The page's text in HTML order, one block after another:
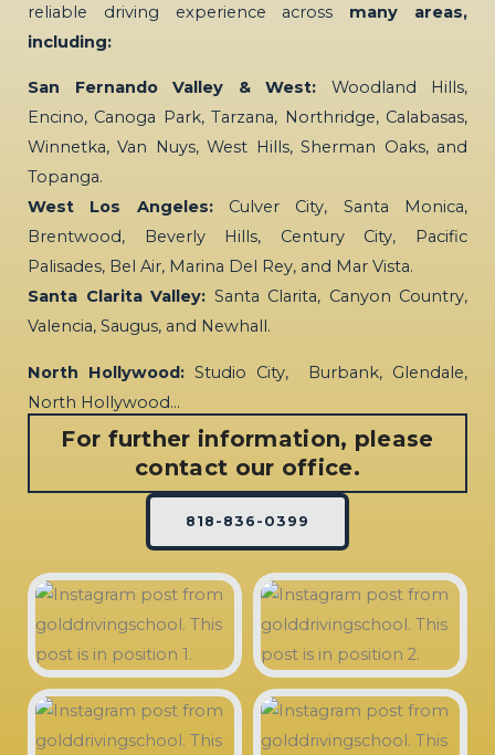
reliable driving experience across many areas,
including:
San Fernando Valley & West: Woodland Hills,
Encino, Canoga Park, Tarzana, Northridge, Calabasas,
Winnetka, Van Nuys, West Hills, Sherman Oaks, and
Topanga.
West Los Angeles:Culver City, Santa Monica,
Brentwood, Beverly Hills, Century City, Pacific
Palisades, Bel Air, Marina Del Rey, and Mar Vista.
Santa Clarita Valley: Santa Clarita, Canyon Country,
Valencia, Saugus, and Newhall.
North Hollywood: Studio City, Burbank, Glendale,
North Hollywood…
For further information, please
contact our office.
818-836-0399